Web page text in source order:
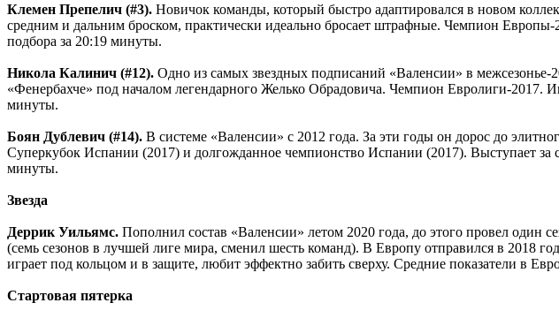
Клемен Препелич (#3). Новичок команды, который быстро адаптировался в новом
средним и дальним броском, практически идеально бросает штрафные. Чемпион
подбора за 20:19 минуты.
Никола Калинич (#12). Одно из самых звездных подписаний «Валенсии» в
«Фенербахче» под началом легендарного Желько Обрадовича. Чемпион Евролиги-2017.
минуты.
Боян Дублевич (#14). В системе «Валенсии» с 2012 года. За эти годы он дорос до
Суперкубок Испании (2017) и долгожданное чемпионство Испании (2017). Выступает за
минуты.
Звезда
Деррик Уильямс. Пополнил состав «Валенсии» летом 2020 года, до этого провел один
(семь сезонов в лучшей лиге мира, сменил шесть команд). В Европу отправился в 2018
играет под кольцом и в защите, любит эффектно забить сверху. Средние показатели в
Стартовая пятерка